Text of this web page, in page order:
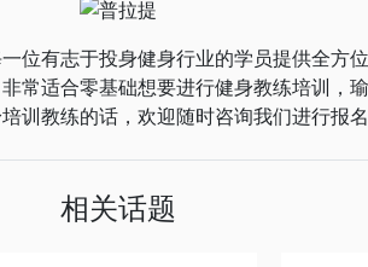
有志于投身健身行业的学员提供全方
常适合零基础想要进行健身教练培训，
训教练的话，欢迎随时咨询我们进行报
相关话题